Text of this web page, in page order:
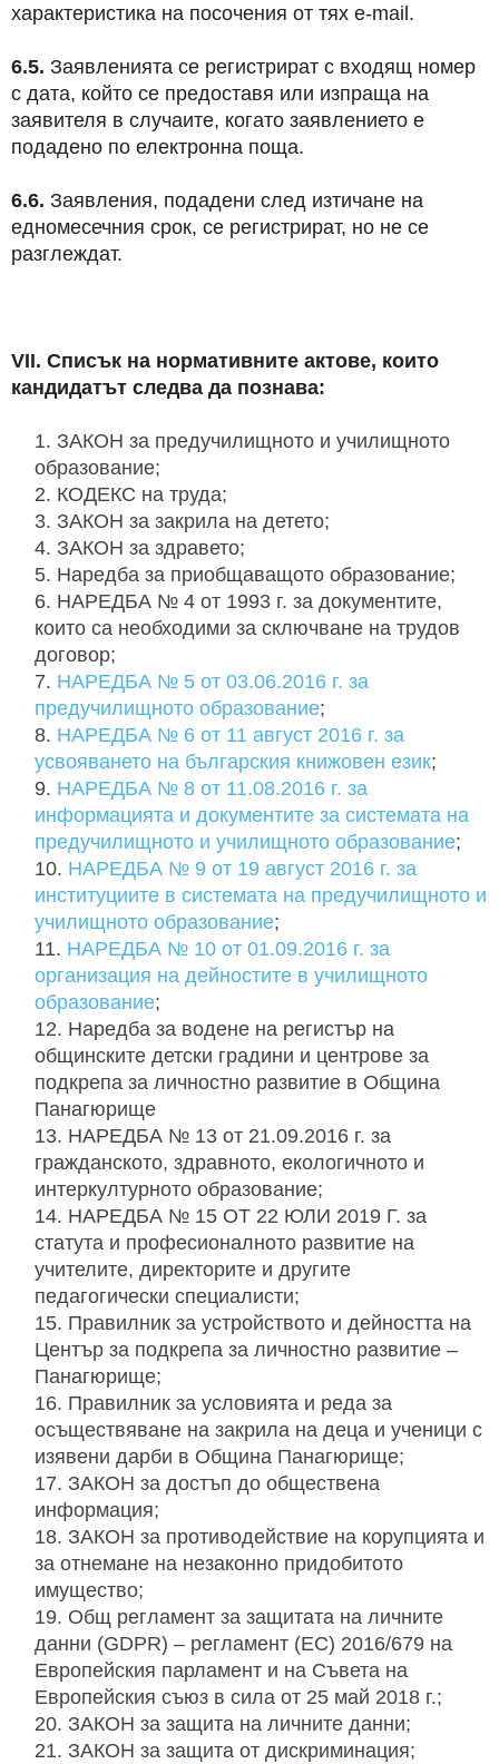
характеристика на посочения от тях e-mail.
6.5. Заявленията се регистрират с входящ номер
с дата, който се предоставя или изпраща на
заявителя в случаите, когато заявлението е
подадено по електронна поща.
6.6. Заявления, подадени след изтичане на
едномесечния срок, се регистрират, но не се
разглеждат.
VII. Списък на нормативните актове, които
кандидатът следва да познава:
ЗАКОН за предучилищното и училищното
образование;
КОДЕКС на труда;
ЗАКОН за закрила на детето;
ЗАКОН за здравето;
Наредба за приобщаващото образование;
НАРЕДБА № 4 от 1993 г. за документите,
които са необходими за сключване на трудов
договор;
НАРЕДБА № 5 от 03.06.2016 г. за
предучилищното образование;
НАРЕДБА № 6 от 11 август 2016 г. за
усвояването на българския книжовен език;
НАРЕДБА № 8 от 11.08.2016 г. за
информацията и документите за системата на
предучилищното и училищното образование;
НАРЕДБА № 9 от 19 август 2016 г. за
институциите в системата на предучилищното и
училищното образование;
НАРЕДБА № 10 от 01.09.2016 г. за
организация на дейностите в училищното
образование;
Наредба за водене на регистър на
общинските детски градини и центрове за
подкрепа за личностно развитие в Община
Панагюрище
НАРЕДБА № 13 от 21.09.2016 г. за
гражданското, здравното, екологичното и
интеркултурното образование;
НАРЕДБА № 15 ОТ 22 ЮЛИ 2019 Г. за
статута и професионалното развитие на
учителите, директорите и другите
педагогически специалисти;
Правилник за устройството и дейността на
Център за подкрепа за личностно развитие –
Панагюрище;
Правилник за условията и реда за
осъществяване на закрила на деца и ученици с
изявени дарби в Община Панагюрище;
ЗАКОН за достъп до обществена
информация;
ЗАКОН за противодействие на корупцията и
за отнемане на незаконно придобитото
имущество;
Общ регламент за защитата на личните
данни (GDPR) – регламент (ЕС) 2016/679 на
Европейския парламент и на Съвета на
Европейския съюз в сила от 25 май 2018 г.;
ЗАКОН за защита на личните данни;
ЗАКОН за защита от дискриминация;